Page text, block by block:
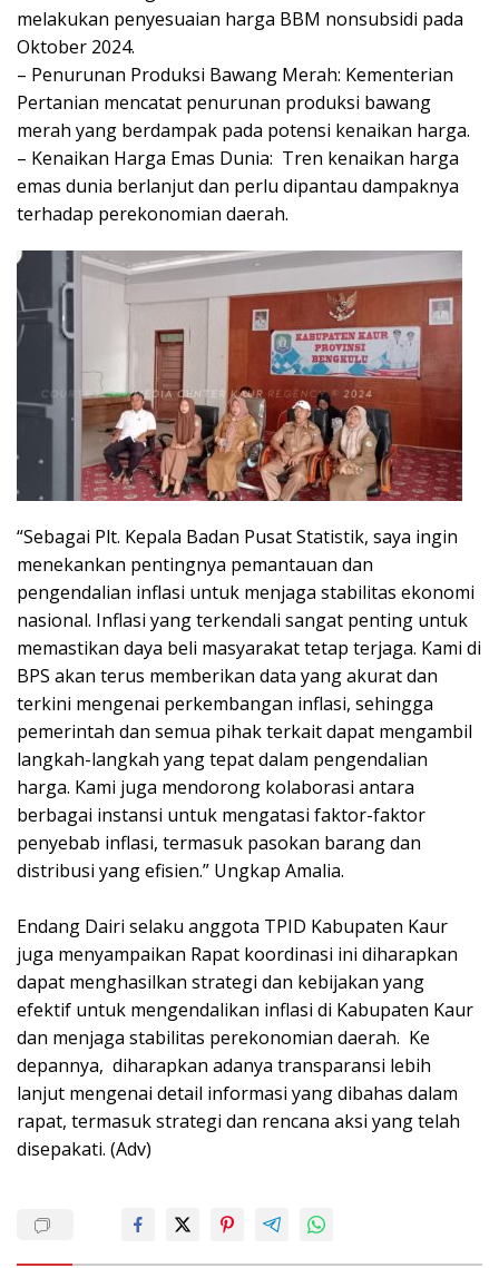
melakukan penyesuaian harga BBM nonsubsidi pada
Oktober 2024.
– Penurunan Produksi Bawang Merah: Kementerian
Pertanian mencatat penurunan produksi bawang
merah yang berdampak pada potensi kenaikan harga.
– Kenaikan Harga Emas Dunia: Tren kenaikan harga
emas dunia berlanjut dan perlu dipantau dampaknya
terhadap perekonomian daerah.
“Sebagai Plt. Kepala Badan Pusat Statistik, saya ingin
menekankan pentingnya pemantauan dan
pengendalian inflasi untuk menjaga stabilitas ekonomi
nasional. Inflasi yang terkendali sangat penting untuk
memastikan daya beli masyarakat tetap terjaga. Kami di
BPS akan terus memberikan data yang akurat dan
terkini mengenai perkembangan inflasi, sehingga
pemerintah dan semua pihak terkait dapat mengambil
langkah-langkah yang tepat dalam pengendalian
harga. Kami juga mendorong kolaborasi antara
berbagai instansi untuk mengatasi faktor-faktor
penyebab inflasi, termasuk pasokan barang dan
distribusi yang efisien.” Ungkap Amalia.
Endang Dairi selaku anggota TPID Kabupaten Kaur
juga menyampaikan Rapat koordinasi ini diharapkan
dapat menghasilkan strategi dan kebijakan yang
efektif untuk mengendalikan inflasi di Kabupaten Kaur
dan menjaga stabilitas perekonomian daerah. Ke
depannya, diharapkan adanya transparansi lebih
lanjut mengenai detail informasi yang dibahas dalam
rapat, termasuk strategi dan rencana aksi yang telah
disepakati. (Adv)